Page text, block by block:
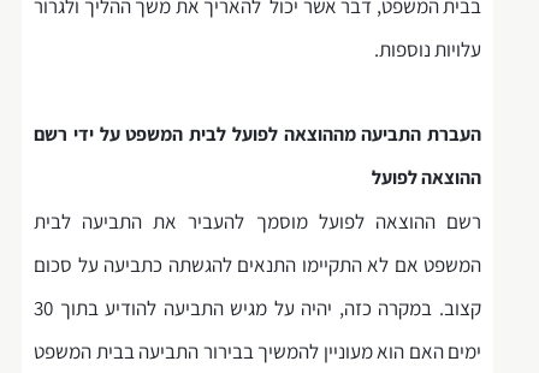
בבית המשפט, דבר אשר יכול להאריך את משך ההליך ולגרור
עלויות נוספות.
העברת התביעה מההוצאה לפועל לבית המשפט על ידי רשם
ההוצאה לפועל
רשם ההוצאה לפועל מוסמך להעביר את התביעה לבית
המשפט אם לא התקיימו התנאים להגשתה כתביעה על סכום
קצוב. במקרה כזה, יהיה על מגיש התביעה להודיע בתוך 30
ימים האם הוא מעוניין להמשיך בבירור התביעה בבית המשפט